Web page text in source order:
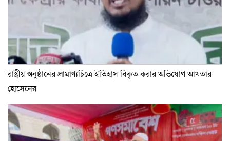
রাষ্ট্রীয় অনুষ্ঠানের প্রামাণ্যচিত্রে ইতিহাস বিকৃত করার অভিযোগ আখতার
হোসেনের